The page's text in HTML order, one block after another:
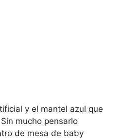
y el mantel azul que
mucho pensarlo
de mesa de baby